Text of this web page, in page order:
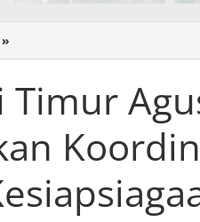
»
Bupati
Timur
Agus
Kusuma
Koordinasi
Lintas
Timur